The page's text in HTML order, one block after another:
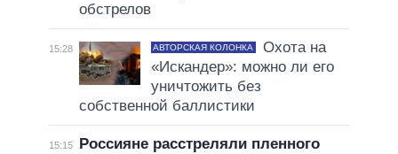
обстрелов
15:28 АВТОРСКАЯ КОЛОНКА
Охота на
«Искандер»: можно ли его
уничтожить без
собственной баллистики
15:15
Россияне расстреляли пленного